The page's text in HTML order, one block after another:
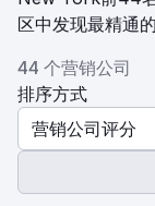
区中发现最精通
44 个营销公司
排序方式
营销公司评分